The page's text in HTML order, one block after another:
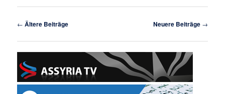
Beitragsnavigation
← Ältere Beiträge Neuere Beiträge →